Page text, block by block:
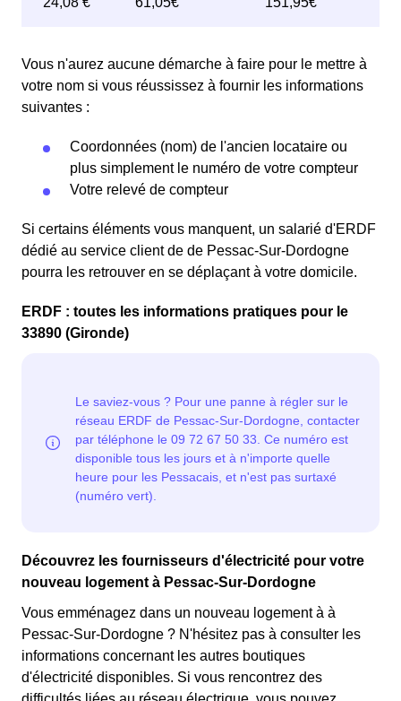
Vous n'aurez aucune démarche à faire pour le mettre à
votre nom si vous réussissez à fournir les informations
suivantes :
Coordonnées (nom) de l'ancien locataire ou
plus simplement le numéro de votre compteur
Votre relevé de compteur
Si certains éléments vous manquent, un salarié d'ERDF
dédié au service client de de Pessac-Sur-Dordogne
pourra les retrouver en se déplaçant à votre domicile.
ERDF : toutes les informations pratiques pour le
33890 (Gironde)
Découvrez les fournisseurs d'électricité pour votre
nouveau logement à Pessac-Sur-Dordogne
Vous emménagez dans un nouveau logement à à
Pessac-Sur-Dordogne ? N'hésitez pas à consulter les
informations concernant les autres boutiques
d'électricité disponibles. Si vous rencontrez des